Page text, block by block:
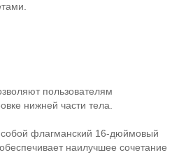
пользователям
нижней части тела.
собой флагманский 16-дюймовый
наилучшее сочетание